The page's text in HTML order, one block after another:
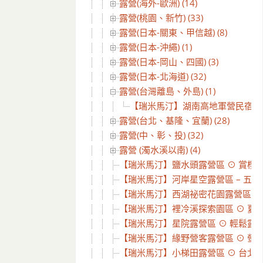
露營(海外-歐洲) (14)
露營(桃園、新竹) (33)
露營(日本-關東、甲信越) (8)
露營(日本-沖繩) (1)
露營(日本-岡山、四國) (3)
露營(日本-北海道) (32)
露營(台灣離島、外島) (1)
【瑞米馬汀】湖南高地軍營民宿
露營(台北、基隆、宜蘭) (28)
露營(中、彰、投) (32)
露營 (濁水溪以南) (4)
【瑞米馬汀】鹽水頭露營區 ⊙ 賞櫻
【瑞米馬汀】河岸星空露營區 – 五
【瑞米馬汀】西湖祕密花園露營區
【瑞米馬汀】裡冷溪探索園區 ⊙
【瑞米馬汀】星院露營區 ⊙ 輕鬆
【瑞米馬汀】緣野營客露營區 ⊙ 螢
【瑞米馬汀】小梯田露營區 ⊙ 台北